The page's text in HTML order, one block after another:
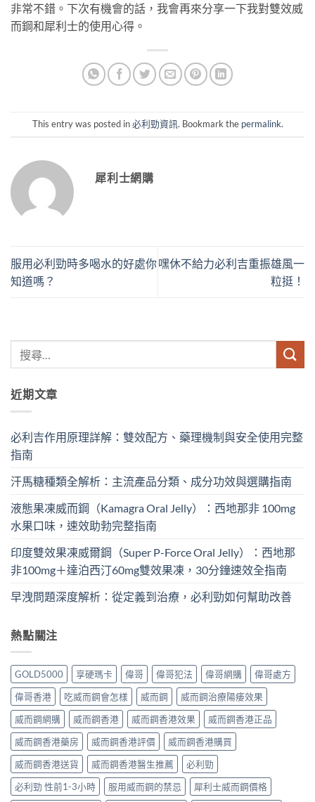
非常不錯。下次有機會的話，我會再來分享一下我對雙效威
而鋼和犀利士的使用心得。
This entry was posted in必利勁資訊. Bookmark the permalink.
犀利士網購
服用必利勁時多喝水的好處你
知道嗎？
嘿休不給力必利吉重振雄風一
粒挺！
近期文章
必利吉作用原理詳解：雙效配方、藥理機制與安全使用完整
指南
汗馬糖種類全解析：主流產品分類、成分功效與選購指南
液態果凍威而鋼（Kamagra Oral Jelly）：西地那非 100mg​
水果口味，速效助勃完整指南
印度雙效果凍威爾鋼（Super P-Force Oral Jelly）：西地那
非100mg＋達泊西汀60mg雙效果凍，30分鐘速效全指南
早洩問題深度解析：從定義到治療，必利勁如何幫助改善
熱點關注
GOLD5000 享硬瑪卡 偉哥 偉哥犯法 偉哥網購
偉哥處方
偉哥香港
吃威而鋼會怎樣 威而鋼
威而鋼治療陽痿效果
威而鋼網購
威而鋼香港 威而鋼香港效果
威而鋼香港正品
威而鋼香港藥房
威而鋼香港評價
威而鋼香港購買
威而鋼香港送貨
威而鋼香港醫生推薦
必利勁
必利勁 性前1-3小時
服用威而鋼的禁忌 犀利士威而鋼價格